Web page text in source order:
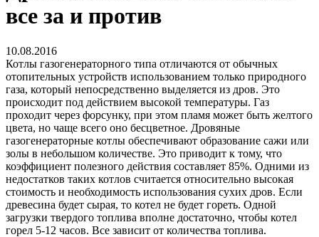
все за и против
10.08.2016
Котлы газогенераторного типа отличаются от обычных
отопительных устройств использованием только природного
газа, который непосредственно выделяется из дров. Это
происходит под действием высокой температуры. Газ
проходит через форсунку, при этом пламя может быть желтого
цвета, но чаще всего оно бесцветное. Дровяные
газогенераторные котлы обеспечивают образование сажи или
золы в небольшом количестве. Это приводит к тому, что
коэффициент полезного действия составляет 85%. Одними из
недостатков таких котлов считается относительно высокая
стоимость и необходимость использования сухих дров. Если
древесина будет сырая, то котел не будет гореть. Одной
загрузки твердого топлива вполне достаточно, чтобы котел
горел 5-12 часов. Все зависит от количества топлива.